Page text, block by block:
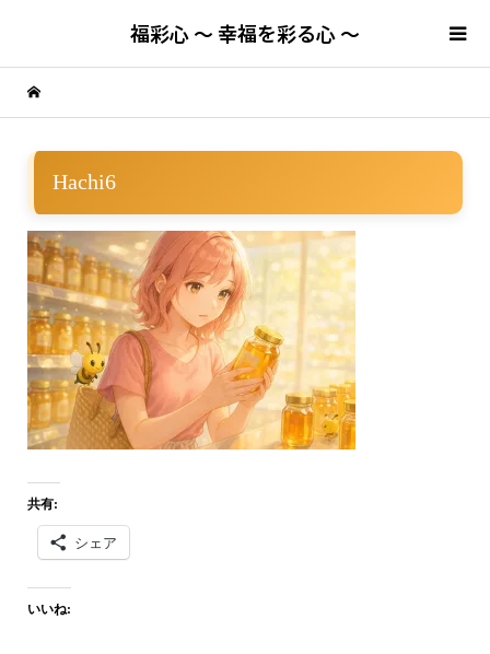
福彩心 ～ 幸福を彩る心 ～
Hachi6
共有:
シェア
いいね: